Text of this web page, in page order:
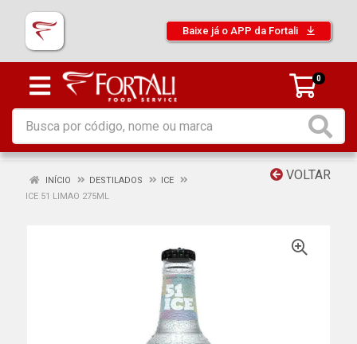
Baixe já o APP da Fortali
0
VOLTAR
INÍCIO DESTILADOS
ICE
ICE 51 LIMAO 275ML